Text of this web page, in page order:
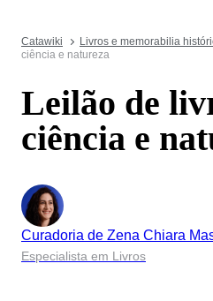
Catawiki Livros e memorabilia
ciência e natureza
Leilão de
ciência e
Curadoria de Zena Chiara
Especialista em Livros